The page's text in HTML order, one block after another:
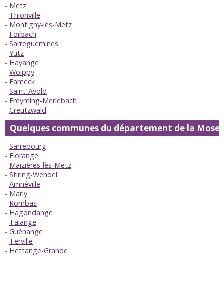
Metz
Thionville
Montigny-lès-Metz
Forbach
Sarreguemines
Yutz
Hayange
Woippy
Fameck
Saint-Avold
Freyming-Merlebach
Creutzwald
Quelques communes du département de la
Sarrebourg
Florange
Maizières-lès-Metz
Stiring-Wendel
Amnéville
Marly
Rombas
Hagondange
Talange
Guénange
Terville
Hettange-Grande